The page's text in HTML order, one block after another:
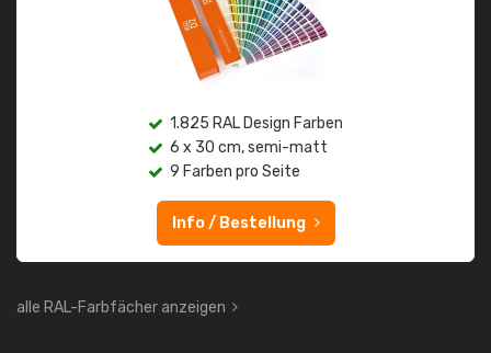
1.825 RAL Design Farben
6 x 30 cm, semi-matt
9 Farben pro Seite
Info / Bestellung
alle RAL-Farbfächer anzeigen